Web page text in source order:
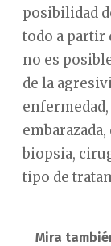
posibilidad
todo a partir
no es
de la
biopsia,
tipo de
Mira